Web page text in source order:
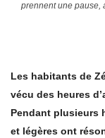
prennent une pause,
Les habitants de
vécu des heures
Pendant plusieurs
et légères ont